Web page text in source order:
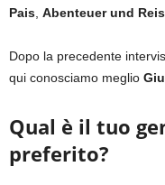
Pais, Abenteuer und
Dopo la precedente
qui conosciamo meglio
Qual è il tuo
preferito?